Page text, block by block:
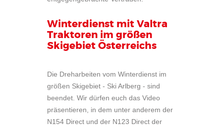
Winterdienst mit Valtra
Traktoren im größen
Skigebiet Österreichs
Die Dreharbeiten vom Winterdienst im
größen Skigebiet - Ski Arlberg - sind
beendet. Wir dürfen euch das Video
präsentieren, in dem unter anderem der
N154 Direct und der N123 Direct der